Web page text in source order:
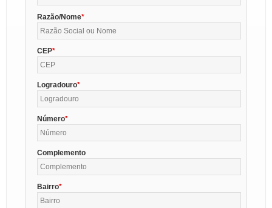
Razão/Nome
CEP
Logradouro
Número
Complemento
Bairro